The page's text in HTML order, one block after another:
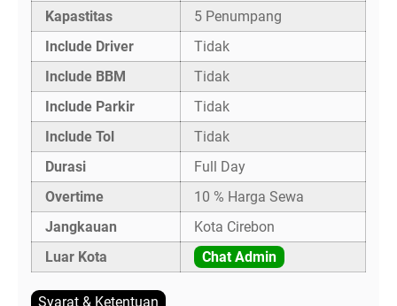
Kapastitas
5 Penumpang
Include Driver
Tidak
Include BBM
Tidak
Include Parkir
Tidak
Include Tol
Tidak
Durasi
Full Day
Overtime
10 % Harga Sewa
Jangkauan
Kota Cirebon
Luar Kota
Chat Admin
Syarat & Ketentuan